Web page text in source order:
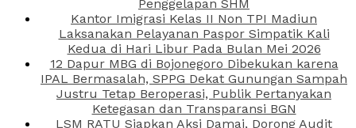
Penggelapan SHM
Kantor Imigrasi Kelas II Non TPI Madiun
Laksanakan Pelayanan Paspor Simpatik Kali
Kedua di Hari Libur Pada Bulan Mei 2026
12 Dapur MBG di Bojonegoro Dibekukan karena
IPAL Bermasalah, SPPG Dekat Gunungan Sampah
Justru Tetap Beroperasi, Publik Pertanyakan
Ketegasan dan Transparansi BGN
LSM RATU Siapkan Aksi Damai, Dorong Audit